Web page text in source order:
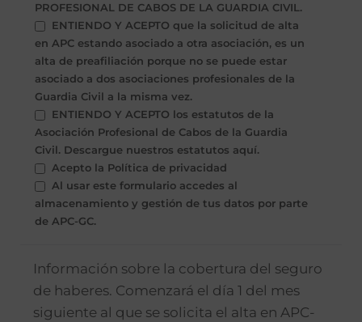
PROFESIONAL DE CABOS DE LA GUARDIA CIVIL.
ENTIENDO Y ACEPTO que la solicitud de alta
en APC estando asociado a otra asociación, es un
alta de preafiliación porque no se puede estar
asociado a dos asociaciones profesionales de la
Guardia Civil a la misma vez.
ENTIENDO Y ACEPTO los estatutos de la
Asociación Profesional de Cabos de la Guardia
Civil. Descargue nuestros estatutos aquí.
Acepto la Política de privacidad
Al usar este formulario accedes al
almacenamiento y gestión de tus datos por parte
de APC-GC.
Información sobre la cobertura del seguro
de haberes. Comenzará el día 1 del mes
siguiente al que se solicita el alta en APC-